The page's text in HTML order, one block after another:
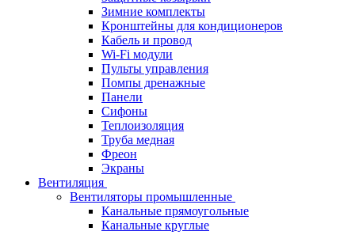
Зимние комплекты
Кронштейны для кондиционеров
Кабель и провод
Wi-Fi модули
Пульты управления
Помпы дренажные
Панели
Сифоны
Теплоизоляция
Труба медная
Фреон
Экраны
Вентиляция
Вентиляторы промышленные
Канальные прямоугольные
Канальные круглые